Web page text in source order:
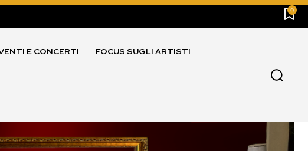
0
E CONCERTI FOCUS SUGLI ARTISTI